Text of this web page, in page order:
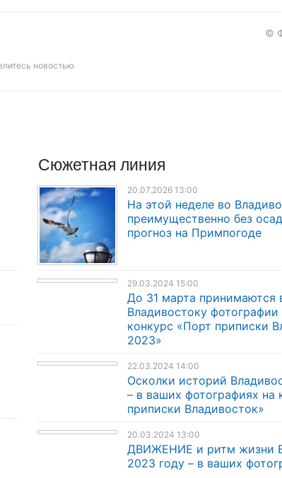
©
новостью
Сюжетная линия
20.07.2026 13:00
На этой неделе во
преимущественно без
прогноз на Примпогоде
29.03.2024 15:00
До 31 марта принимаются
Владивостоку фотографии
конкурс «Порт приписки
2023»
22.03.2024 14:00
Осколки историй
– в ваших фотографиях на
приписки Владивосток»
20.03.2024 13:00
ДВИЖЕНИЕ и ритм жизни
2023 году – в ваших